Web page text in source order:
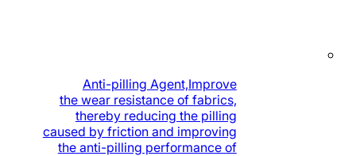
Anti-pilling Agent,Improve
the wear resistance of fabrics,
thereby reducing the pilling
caused by friction and improving
the anti-pilling performance of